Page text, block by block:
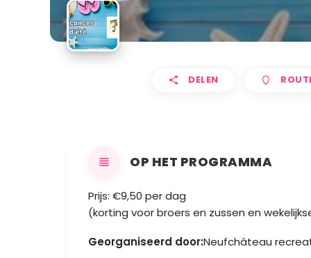
DELEN
OP HET PROGRAMMA
Prijs: €9,50 per dag
(korting voor broers en zussen en
Georganiseerd door:Neufchâteau